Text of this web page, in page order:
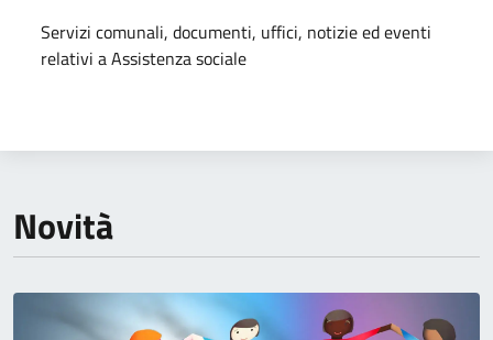
Dettagli della notizia
Servizi comunali, documenti, uffici, notizie ed eventi
relativi a Assistenza sociale
Novità